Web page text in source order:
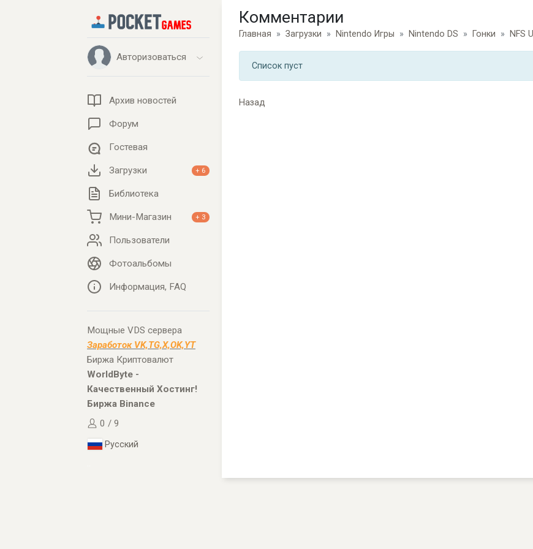
Авторизоваться
Архив новостей
Форум
Гостевая
Загрузки + 6
Библиотека
Мини-Магазин + 3
Пользователи
Фотоальбомы
Информация, FAQ
Мощные VDS сервера
Заработок VK,TG,X,OK,YT
Биржа Криптовалют
WorldByte -
Качественный Хостинг!
Биржа Binance
0 / 9
Русский
Комментарии
Главная Загрузки Nintendo Игры Nintendo DS Гонки NFS
Список пуст
Назад